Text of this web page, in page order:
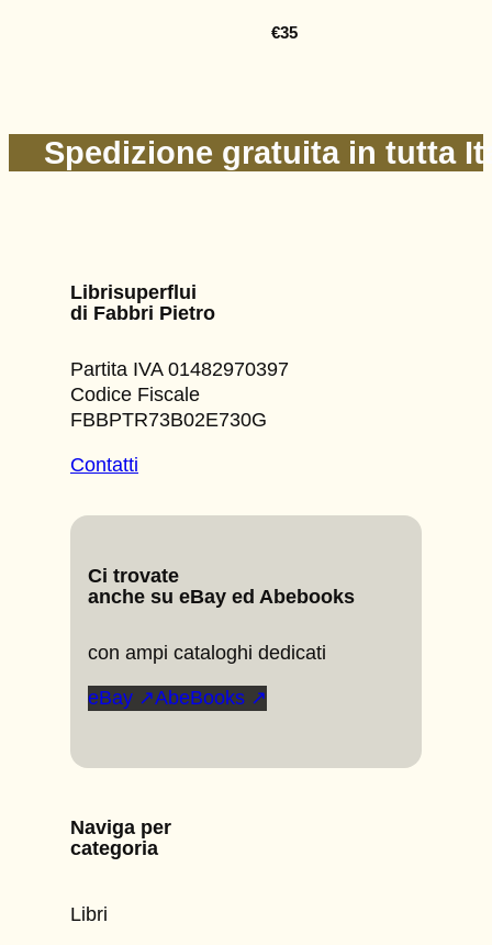
€35
Spedizione gratuita in tutta
Librisuperflui
di Fabbri Pietro
Partita IVA 01482970397
Codice Fiscale
FBBPTR73B02E730G
Contatti
Ci trovate
anche su eBay ed Abebooks
con ampi cataloghi dedicati
eBay ↗AbeBooks ↗
Naviga per
categoria
Libri